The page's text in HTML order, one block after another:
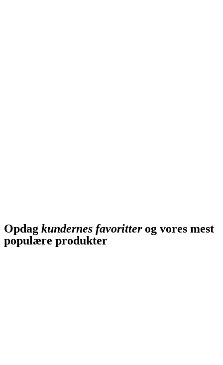
Opdag kundernes favoritterog vores mest
populære produkter